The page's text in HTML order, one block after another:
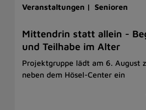
Veranstaltungen | Senioren
Mittendrin statt allein -
und Teilhabe im Alter
Projektgruppe lädt am 6. August
neben dem Hösel-Center ein